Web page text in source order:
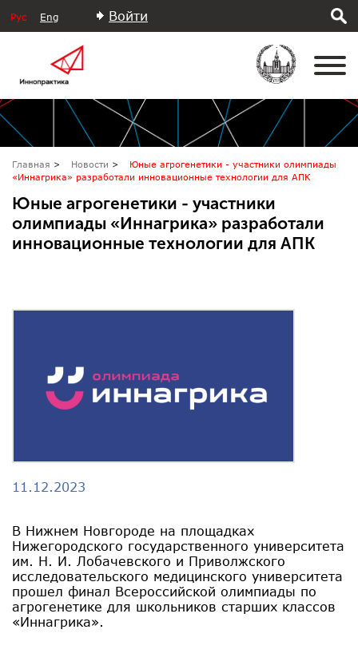
Рус Eng Войти
Главная Новости
Юные агрогенетики - участники олимпиады
«Иннагрика» разработали инновационные технологии для АПК
Юные агрогенетики - участники
олимпиады «Иннагрика» разработали
инновационные технологии для АПК
11.12.2023
В Нижнем Новгороде на площадках
Нижегородского государственного университета
им. Н. И. Лобачевского и Приволжского
исследовательского медицинского университета
прошел финал Всероссийской олимпиады по
агрогенетике для школьников старших классов
«Иннагрика».